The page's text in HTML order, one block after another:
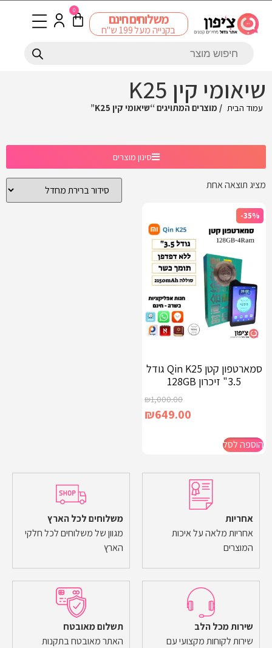
משלוחים חינם
בקנייה מעל 199 ש"ח
0
שיאומי קין K25
עמוד הבית / מוצרים המתויגים “שיאומי קין K25”
סינון מוצרים
מציג תוצאה אחת
-35%
סמארטפון קטן Qin K25 גודל
3.5" זיכרון 128GB
₪1,000.00
₪649.00
הוספה לסל
אחריות
אחריות מלאה על איכות
המוצרים
משלוחים לכל הארץ
מגוון של משלוחים לכל חלקי
הארץ
שירות מכל הלב
שירות לקוחות מקצועי עם
תשלום מאובטח
האתר מאובטח בתקנות